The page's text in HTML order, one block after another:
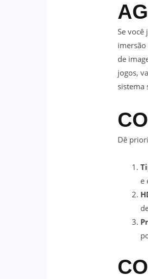
Se
imersão
de
jogos,
sistema
Dê
e